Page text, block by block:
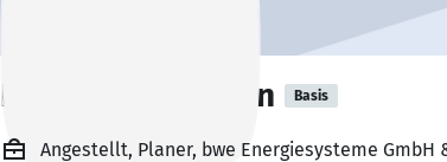
Ing. Linda Koesjan Basis
Angestellt, Planer, bwe Energiesysteme GmbH